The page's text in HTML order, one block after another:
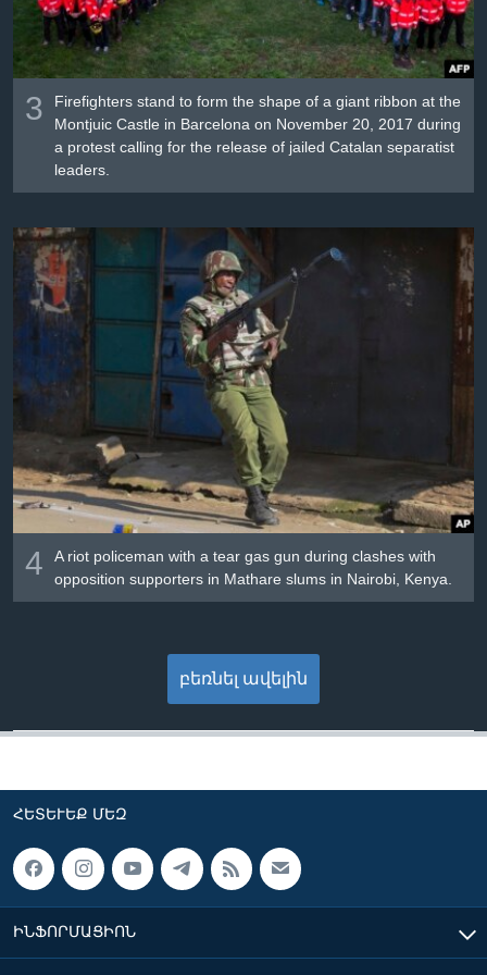
3
Firefighters stand to form the shape of a giant ribbon at the
Montjuic Castle in Barcelona on November 20, 2017 during
a protest calling for the release of jailed Catalan separatist
leaders.
4
A riot policeman with a tear gas gun during clashes with
opposition supporters in Mathare slums in Nairobi, Kenya.
բեռնել ավելին
ՀԵՏԵՒԵՔ ՄԵԶ
ԻՆՖՈՐՄԱՑԻՈՆ